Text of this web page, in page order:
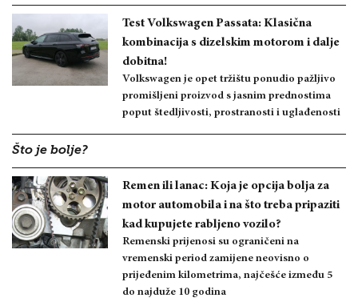
Test Volkswagen Passata: Klasična
kombinacija s dizelskim motorom i dalje
dobitna!
Volkswagen je opet tržištu ponudio pažljivo
promišljeni proizvod s jasnim prednostima
poput štedljivosti, prostranosti i uglađenosti
Što je bolje?
Remen ili lanac: Koja je opcija bolja za
motor automobila i na što treba pripaziti
kad kupujete rabljeno vozilo?
Remenski prijenosi su ograničeni na
vremenski period zamijene neovisno o
prijeđenim kilometrima, najčešće između 5
do najduže 10 godina